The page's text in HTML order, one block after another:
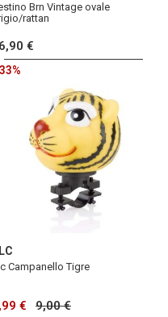
Brn Vintage ovale
rattan
€
Campanello Tigre
€ 9,00 €